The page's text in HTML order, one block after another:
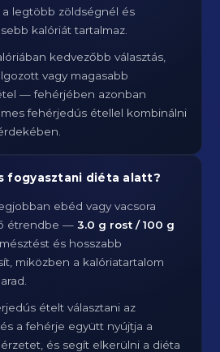
a legtöbb zöldségnél és
kalóriát tartalmaz.
kedvezőbb választás,
vagy magasabb
— fehérjében azonban
fehérjedús étellel kombinálni
fogyasztani diéta alatt?
ebéd vagy vacsora
étrendbe —3.0 g rost / 100 g
és hosszabb
miközben a kalóriatartalom
ételt választani az
a fehérje együtt nyújtja a
és segít elkerülni a diéta